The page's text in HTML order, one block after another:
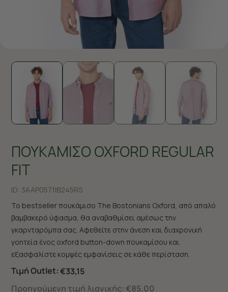
ΠΟΥΚΑΜΙΣΟ OXFORD REGULAR
FIT
ID: 3AAP0571|B245RS
Το bestseller πουκάμισο The Bostonians Oxford, από απαλό
βαμβακερό ύφασμα, θα αναβαθμίσει αμέσως την
γκαρνταρόμπα σας. Αφεθείτε στην άνεση και διαχρονική
γοητεία ένος oxford button-down πουκαμίσου και
εξασφαλίστε κομψές εμφανίσεις σε κάθε περίσταση.
Τιμή Outlet:€33,15
Προηγούμενη τιμή λιανικής: €85,00